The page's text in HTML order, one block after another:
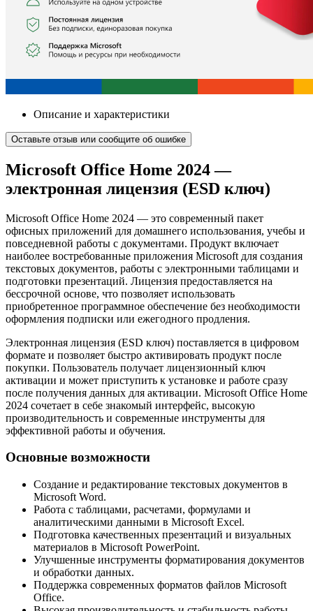
Описание и характеристики
Оставьте отзыв или сообщите об ошибке
Microsoft Office Home 2024 —
электронная лицензия (ESD ключ)
Microsoft Office Home 2024 — это современный пакет
офисных приложений для домашнего использования, учебы и
повседневной работы с документами. Продукт включает
наиболее востребованные приложения Microsoft для создания
текстовых документов, работы с электронными таблицами и
подготовки презентаций. Лицензия предоставляется на
бессрочной основе, что позволяет использовать
приобретенное программное обеспечение без необходимости
оформления подписки или ежегодного продления.
Электронная лицензия (ESD ключ) поставляется в цифровом
формате и позволяет быстро активировать продукт после
покупки. Пользователь получает лицензионный ключ
активации и может приступить к установке и работе сразу
после получения данных для активации. Microsoft Office Home
2024 сочетает в себе знакомый интерфейс, высокую
производительность и современные инструменты для
эффективной работы и обучения.
Основные возможности
Создание и редактирование текстовых документов в
Microsoft Word.
Работа с таблицами, расчетами, формулами и
аналитическими данными в Microsoft Excel.
Подготовка качественных презентаций и визуальных
материалов в Microsoft PowerPoint.
Улучшенные инструменты форматирования документов
и обработки данных.
Поддержка современных форматов файлов Microsoft
Office.